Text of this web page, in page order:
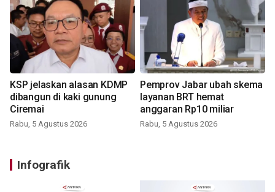
KSP jelaskan alasan KDMP
dibangun di kaki gunung
Ciremai
Rabu, 5 Agustus 2026
Pemprov Jabar ubah skema
layanan BRT hemat
anggaran Rp10 miliar
Rabu, 5 Agustus 2026
Infografik